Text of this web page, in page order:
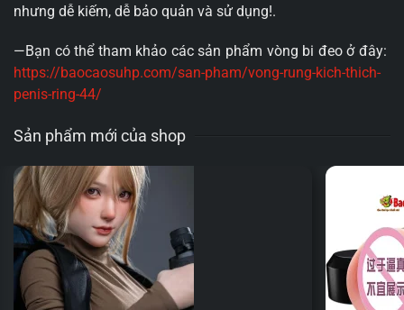
nhưng dễ kiếm, dễ bảo quản và sử dụng!.
—Bạn có thể tham khảo các sản phẩm vòng bi đeo ở đây:
https://baocaosuhp.com/san-pham/vong-rung-kich-thich-
penis-ring-44/
Sản phẩm mới của shop